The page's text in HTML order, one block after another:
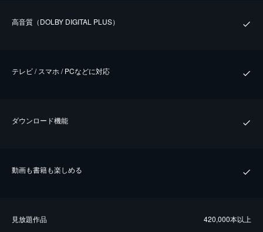
⾼⾳質（DOLBY DIGITAL PLUS）
テレビ / スマホ / PCなどに対応
ダウンロード機能
動画も書籍も楽しめる
⾒放題作品 420,000本以上